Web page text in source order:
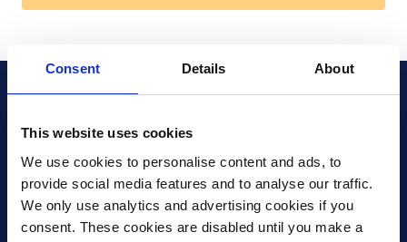
Consent Details About
This website uses cookies
We use cookies to personalise content and ads, to
provide social media features and to analyse our traffic.
We only use analytics and advertising cookies if you
consent. These cookies are disabled until you make a
Xledger Offentlig AS
Sandhorngata 43,8008,Bodø
Norge